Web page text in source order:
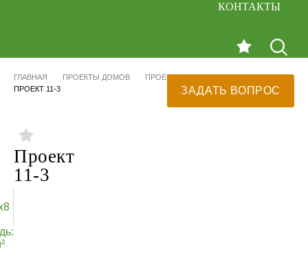
КОНТАКТЫ
ГЛАВНАЯ ПРОЕКТЫ ДОМОВ
ПРОЕКТЫ ДОМОВ ИЗ БРУСА
ПРОЕКТ 11-3
ЗАДАТЬ ВОПРОС
Проект
11-3